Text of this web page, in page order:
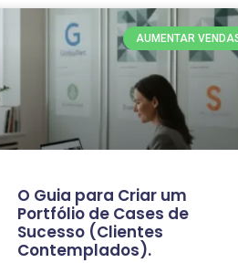
AUMENTAR
O Guia para Criar um
Portfólio de Cases de
Sucesso (Clientes
Contemplados).